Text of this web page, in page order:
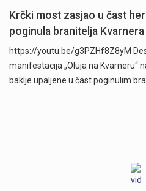
Krčki most zasjao u čast
poginula branitelja Kvarnera
https://youtu.be/g3PZHf8Z8yM
manifestacija „Oluja na Kvarneru“
baklje upaljene u čast poginulim